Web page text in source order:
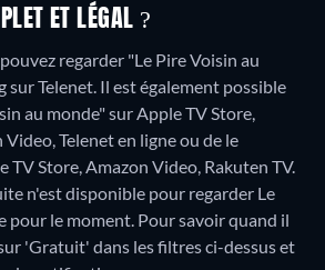
ET LÉGAL ?
regarder "Le Pire Voisin au
sur Telenet. Il est également possible
au monde" sur Apple TV Store,
Video, Telenet en ligne ou de le
TV Store, Amazon Video, Rakuten TV.
n'est disponible pour regarder Le
pour le moment. Pour savoir quand il
'Gratuit' dans les filtres ci-dessus et